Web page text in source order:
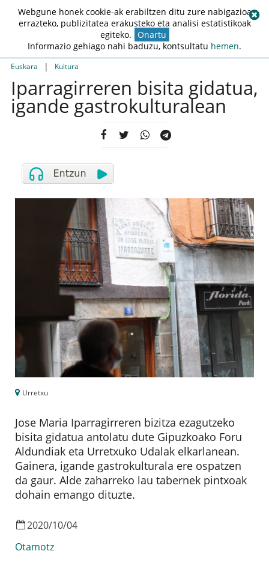
Euskara | Kultura
Iparragirreren bisita gidatua,
igande gastrokulturalean
Urretxu
Jose Maria Iparragirreren bizitza ezagutzeko
bisita gidatua antolatu dute Gipuzkoako Foru
Aldundiak eta Urretxuko Udalak elkarlanean.
Gainera, igande gastrokulturala ere ospatzen
da gaur. Alde zaharreko lau tabernek pintxoak
dohain emango dituzte.
2020/10/04
Otamotz
Webgune honek cookie-ak erabiltzen ditu zure nabigazioa
errazteko, publizitatea erakusteko eta analisi estatistikoak
egiteko. Onartu
Informazio gehiago nahi baduzu, kontsultatu hemen.